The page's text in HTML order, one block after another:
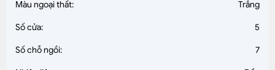
Màu ngoại thất: Trắng
Số cửa: 5
Số chỗ ngồi: 7